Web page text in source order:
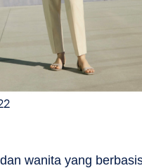
wanita yang